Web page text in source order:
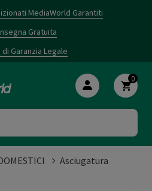
MediaWorld Garantiti
Gratuita
di Garanzia Legale
0
Asciugatura